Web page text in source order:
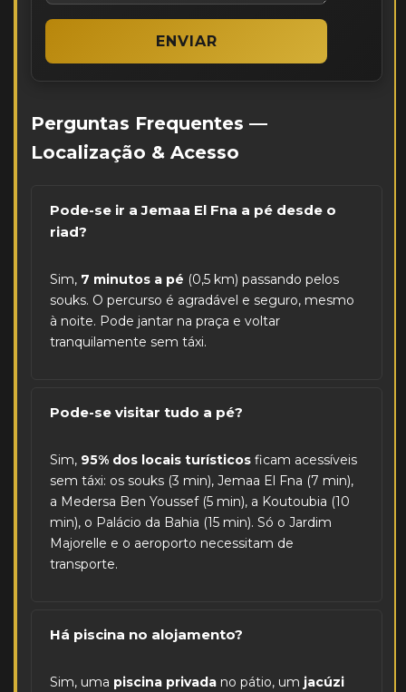
Perguntas Frequentes —
Localização & Acesso
Pode-se ir a Jemaa El Fna a pé desde o
riad?
Sim, 7 minutos a pé (0,5 km) passando pelos
souks. O percurso é agradável e seguro, mesmo
à noite. Pode jantar na praça e voltar
tranquilamente sem táxi.
Pode-se visitar tudo a pé?
Sim, 95% dos locais turísticos ficam acessíveis
sem táxi: os souks (3 min), Jemaa El Fna (7 min),
a Medersa Ben Youssef (5 min), a Koutoubia (10
min), o Palácio da Bahia (15 min). Só o Jardim
Majorelle e o aeroporto necessitam de
transporte.
Há piscina no alojamento?
Sim, uma piscina privada no pátio, um jacúzi